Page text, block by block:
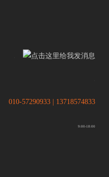
010-57290933 | 13718574833
9:00-18:00